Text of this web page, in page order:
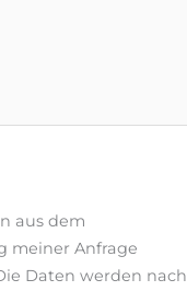
aus dem
meiner Anfrage
Daten werden nach